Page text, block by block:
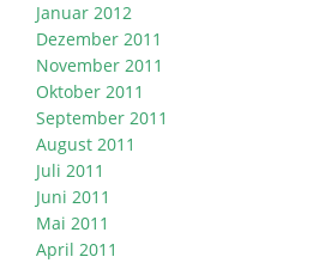
Januar 2012
Dezember 2011
November 2011
Oktober 2011
September 2011
August 2011
Juli 2011
Juni 2011
Mai 2011
April 2011